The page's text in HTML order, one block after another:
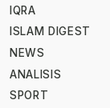
IQRA
ISLAM DIGEST
NEWS
ANALISIS
SPORT